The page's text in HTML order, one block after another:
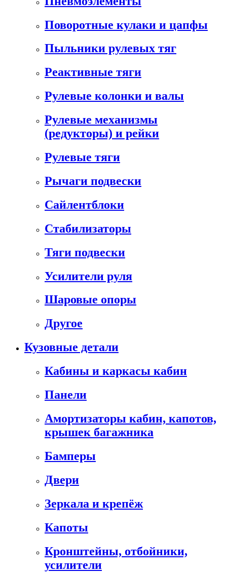
Поворотные кулаки и цапфы
Пыльники рулевых тяг
Реактивные тяги
Рулевые колонки и валы
Рулевые механизмы
(редукторы) и рейки
Рулевые тяги
Рычаги подвески
Сайлентблоки
Стабилизаторы
Тяги подвески
Усилители руля
Шаровые опоры
Другое
Кузовные детали
Кабины и каркасы кабин
Панели
Амортизаторы кабин, капотов,
крышек багажника
Бамперы
Двери
Зеркала и крепёж
Капоты
Кронштейны, отбойники,
усилители